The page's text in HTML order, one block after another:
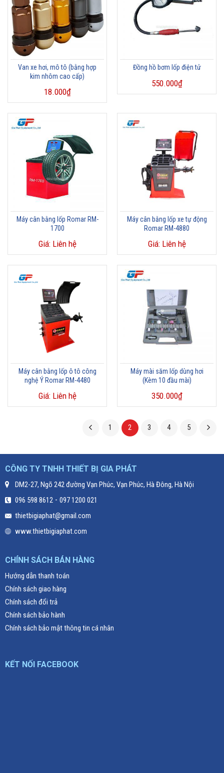
Van xe hơi, mô tô (bằng hợp
kim nhôm cao cấp)
18.000₫
Đồng hồ bơm lốp điện tử
550.000₫
Máy cân bằng lốp Romar RM-
1700
Giá: Liên hệ
Máy cân bằng lốp xe tự động
Romar RM-4880
Giá: Liên hệ
Máy cân bằng lốp ô tô công
nghệ Ý Romar RM-4480
Giá: Liên hệ
Máy mài săm lốp dùng hơi
(Kèm 10 đầu mài)
350.000₫
1 2 3 4 5
CÔNG TY TNHH THIẾT BỊ GIA PHÁT
DM2-27, Ngõ 242 đường Vạn Phúc, Vạn Phúc, Hà Đông, Hà Nội
096 598 8612- 097 1200 021
thietbigiaphat@gmail.com
www.thietbigiaphat.com
CHÍNH SÁCH BÁN HÀNG
Hướng dẫn thanh toán
Chính sách giao hàng
Chính sách đổi trả
Chính sách bảo hành
Chính sách bảo mật thông tin cá nhân
KẾT NỐI FACEBOOK